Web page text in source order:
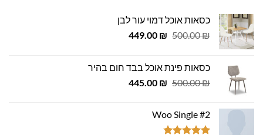
כסאות אוכל דמוי עור לבן
500.00₪
המחיר
500.00 ₪.
449.00 ₪
המחיר
449.00 ₪.
כסאות פינת אוכל בבד חום בהיר
500.00₪
המחיר
500.00 ₪.
445.00 ₪
המחיר
Woo Single #2